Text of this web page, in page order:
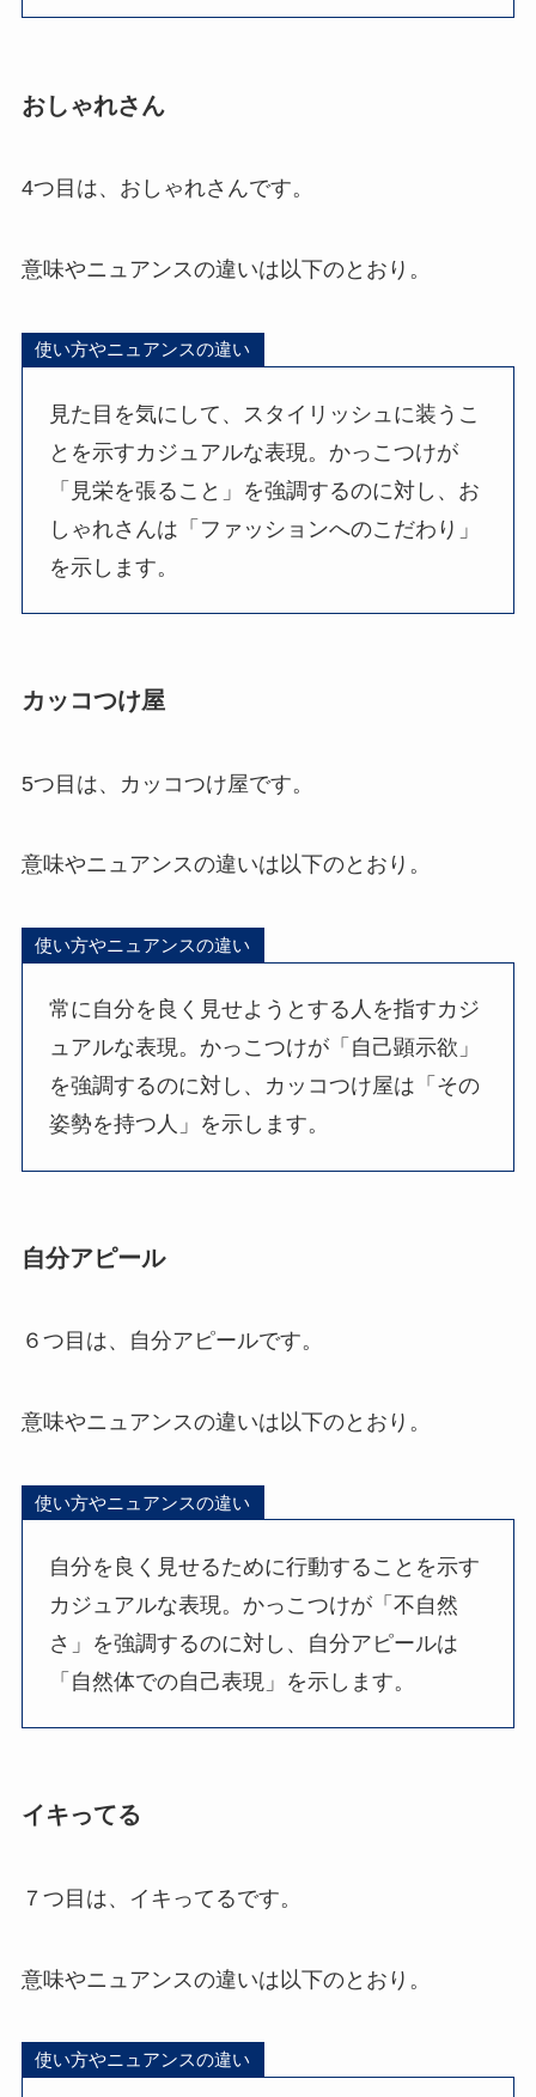
おしゃれさん
4つ目は、おしゃれさんです。
意味やニュアンスの違いは以下のとおり。
使い方やニュアンスの違い
見た目を気にして、スタイリッシュに装うこ
とを示すカジュアルな表現。かっこつけが
「見栄を張ること」を強調するのに対し、お
しゃれさんは「ファッションへのこだわり」
を示します。
カッコつけ屋
5つ目は、カッコつけ屋です。
意味やニュアンスの違いは以下のとおり。
使い方やニュアンスの違い
常に自分を良く見せようとする人を指すカジ
ュアルな表現。かっこつけが「自己顕示欲」
を強調するのに対し、カッコつけ屋は「その
姿勢を持つ人」を示します。
自分アピール
６つ目は、自分アピールです。
意味やニュアンスの違いは以下のとおり。
使い方やニュアンスの違い
自分を良く見せるために行動することを示す
カジュアルな表現。かっこつけが「不自然
さ」を強調するのに対し、自分アピールは
「自然体での自己表現」を示します。
イキってる
７つ目は、イキってるです。
意味やニュアンスの違いは以下のとおり。
使い方やニュアンスの違い